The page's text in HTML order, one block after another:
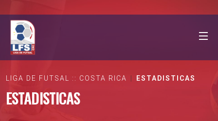
LIGA DE FUTSAL :: COSTA RICA ESTADISTICAS
ESTADISTICAS